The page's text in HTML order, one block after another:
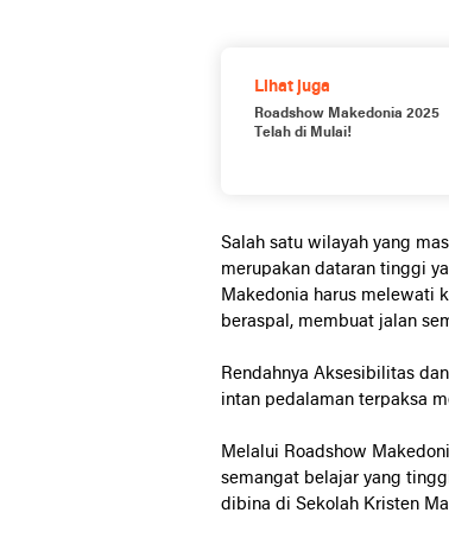
Lihat juga
Roadshow Makedonia 2025
Telah di Mulai!
Salah satu wilayah yang
merupakan dataran tinggi
Makedonia harus melewati
beraspal, membuat jalan
Rendahnya Aksesibilitas
intan pedalaman terpaksa
Melalui Roadshow
semangat belajar yang
dibina di Sekolah Kristen